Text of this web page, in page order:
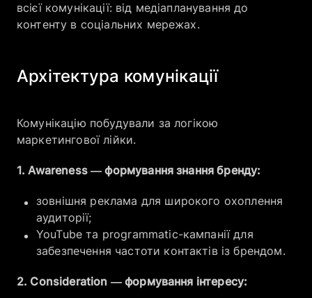
всієї комунікації: від медіапланування до
контенту в соціальних мережах.
Архітектура комунікації
Комунікацію побудували за логікою
маркетингової лійки.
1. Awareness — формування знання бренду:
зовнішня реклама для широкого охоплення
аудиторії;
YouTube та programmatic-кампанії для
забезпечення частоти контактів із брендом.
2. Consideration — формування інтересу: